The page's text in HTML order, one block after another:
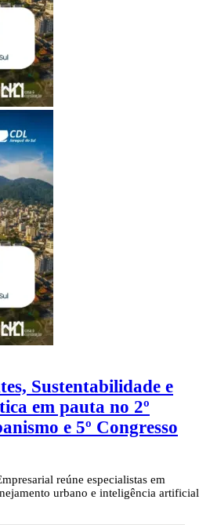
Sustentabilidade e
em pauta no 2º
e 5º Congresso
reúne especialistas em
urbano e inteligência artificial